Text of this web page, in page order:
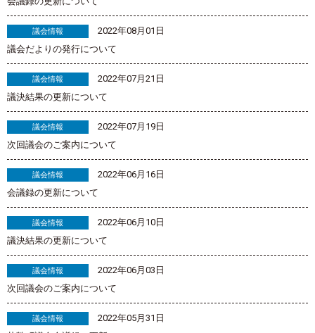
議会情報
2022年08月01日
議会だよりの発行について
議会情報
2022年07月21日
議決結果の更新について
議会情報
2022年07月19日
次回議会のご案内について
議会情報
2022年06月16日
会議録の更新について
議会情報
2022年06月10日
議決結果の更新について
議会情報
2022年06月03日
次回議会のご案内について
議会情報
2022年05月31日